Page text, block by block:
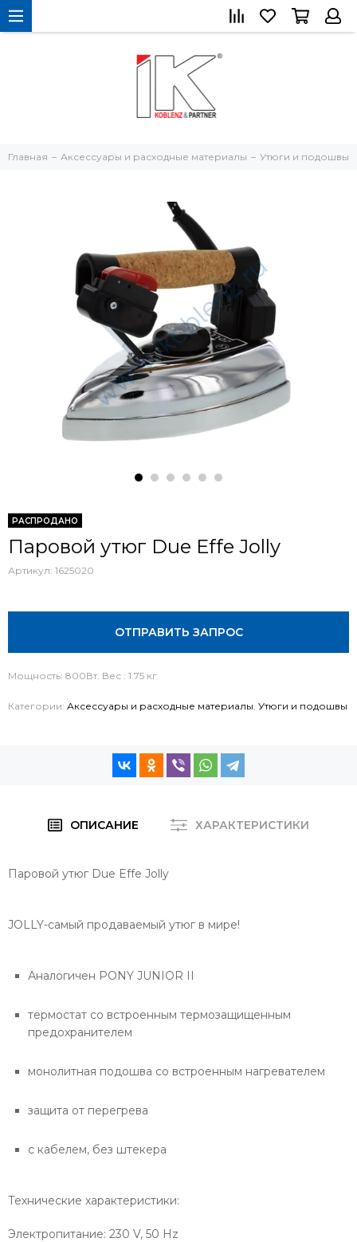
Главная Аксессуары и расходные материалы Утюги и подошвы
РАСПРОДАНО
Паровой утюг Due Effe Jolly
Артикул: 1625020
ОТПРАВИТЬ ЗАПРОС
Мощность: 800Вт. Вес : 1.75 кг.
Категории: Аксессуары и расходные материалы, Утюги и подошвы
ОПИСАНИЕ ХАРАКТЕРИСТИКИ
Паровой утюг Due Effe Jolly
JOLLY-самый продаваемый утюг в мире!
Аналогичен PONY JUNIOR II
термостат со встроенным термозащищенным
предохранителем
монолитная подошва со встроенным нагревателем
защита от перегрева
с кабелем, без штекера
Технические характеристики:
Электропитание: 230 V, 50 Hz